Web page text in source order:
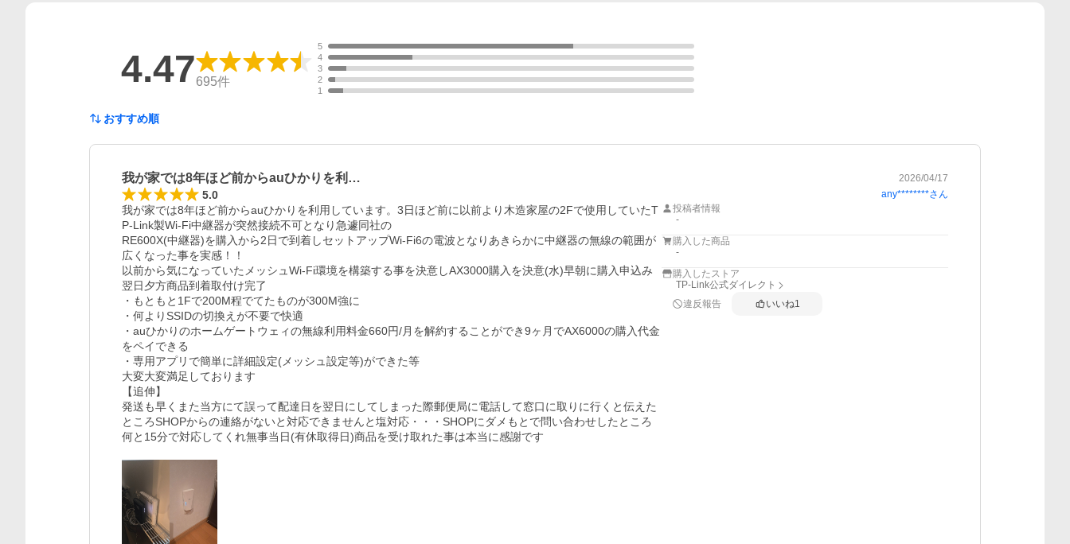
4.47695件
5
4
3
2
1
おすすめ順
我が家では8年ほど前からauひかりを利… 2026/04/17
5.0 any********さん
我が家では8年ほど前からauひかりを利用しています。3日ほど前に以前より木造家屋の2Fで使用していたT
P-Link製Wi-Fi中継器が突然接続不可となり急遽同社の
RE600X(中継器)を購入から2日で到着しセットアップWi-Fi6の電波となりあきらかに中継器の無線の範囲が
広くなった事を実感！！
以前から気になっていたメッシュWi-Fi環境を構築する事を決意しAX3000購入を決意(水)早朝に購入申込み
翌日夕方商品到着取付け完了
・もともと1Fで200M程でてたものが300M強に
・何よりSSIDの切換えが不要で快適
・auひかりのホームゲートウェィの無線利用料金660円/月を解約することができ9ヶ月でAX6000の購入代金
をペイできる
・専用アプリで簡単に詳細設定(メッシュ設定等)ができた等
大変大変満足しております
【追伸】
発送も早くまた当方にて誤って配達日を翌日にしてしまった際郵便局に電話して窓口に取りに行くと伝えた
ところSHOPからの連絡がないと対応できませんと塩対応・・・SHOPにダメもとで問い合わせしたところ
何と15分で対応してくれ無事当日(有休取得日)商品を受け取れた事は本当に感謝です
投稿者情報
-
購入した商品
-
購入したストア
TP-Link公式ダイレクト
違反報告
いいね1